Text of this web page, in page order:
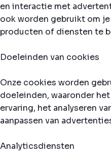
en interactie met
ook worden gebruikt om
producten of diensten te
Doeleinden van cookies
Onze cookies worden
doeleinden, waaronder
ervaring, het analyseren
aanpassen van
Analyticsdiensten